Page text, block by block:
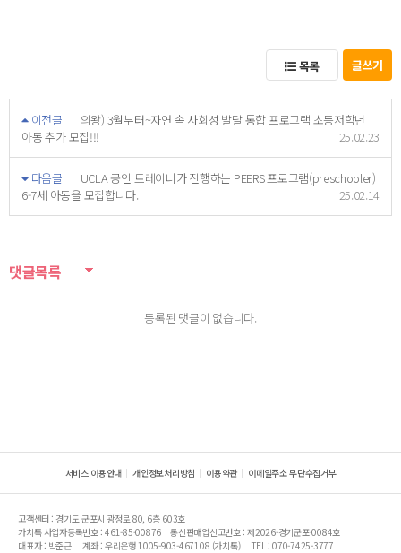
목록 글쓰기
이전글
의왕) 3월부터~자연 속 사회성 발달 통합 프로그램 초등저학년
아동 추가 모집!!!
25.02.23
다음글
UCLA 공인 트레이너가 진행하는 PEERS 프로그램(preschooler)
6-7세 아동을 모집합니다.
25.02.14
댓글목록
등록된 댓글이 없습니다.
서비스 이용안내 개인정보처리방침 이용약관 이메일주소 무단수집거부
고객센터 : 경기도 군포시 광정로 80, 6층 603호
가치톡 사업자등록번호 : 461-85-00876
통신판매업신고번호 : 제2026-경기군포-0084호
대표자 : 박준근
계좌 : 우리은행 1005-903-467108 (가치톡)
TEL : 070-7425-3777